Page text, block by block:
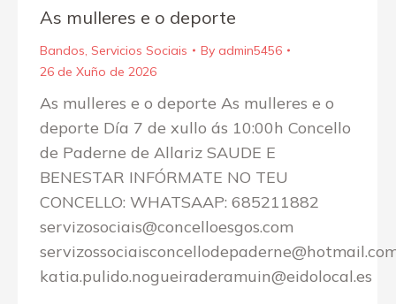
As mulleres e o deporte
Bandos, Servicios Sociais By admin5456
26 de Xuño de 2026
As mulleres e o deporte As mulleres e o
deporte Día 7 de xullo ás 10:00h Concello
de Paderne de Allariz SAUDE E
BENESTAR INFÓRMATE NO TEU
CONCELLO: WHATSAAP: 685211882
servizosociais@concelloesgos.com
katia.pulido.nogueiraderamuin@eidolocal.es